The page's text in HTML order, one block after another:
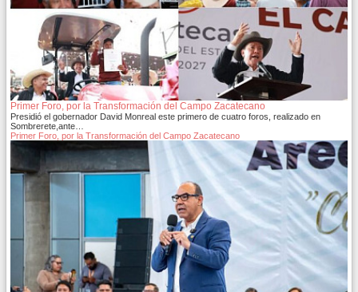
Primer Foro, por la Transformación del Campo Zacatecano
Presidió el gobernador David Monreal este primero de cuatro foros, realizado en
Sombrerete,ante…
Primer Foro, por la Transformación del Campo Zacatecano